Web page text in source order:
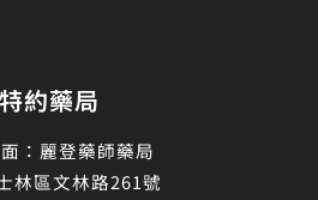
特約藥局
：麗登藥師藥局
林區文林路261號